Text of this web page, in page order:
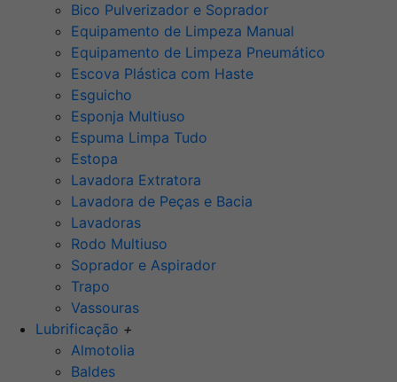
Bico Pulverizador e Soprador
Equipamento de Limpeza Manual
Equipamento de Limpeza Pneumático
Escova Plástica com Haste
Esguicho
Esponja Multiuso
Espuma Limpa Tudo
Estopa
Lavadora Extratora
Lavadora de Peças e Bacia
Lavadoras
Rodo Multiuso
Soprador e Aspirador
Trapo
Vassouras
Lubrificação +
Almotolia
Baldes